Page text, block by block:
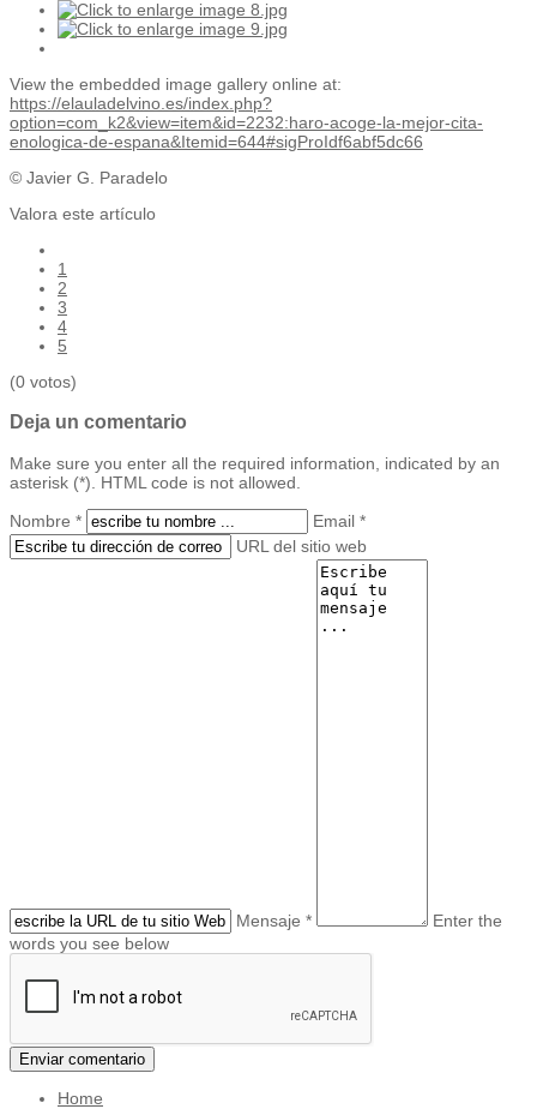
View the embedded image gallery online at:
https://elauladelvino.es/index.php?
option=com_k2&view=item&id=2232:haro-acoge-la-mejor-cita-
enologica-de-espana&Itemid=644#sigProIdf6abf5dc66
© Javier G. Paradelo
Valora este artículo
1
2
3
4
5
(0 votos)
Deja un comentario
Make sure you enter all the required information, indicated by an
asterisk (*). HTML code is not allowed.
Nombre *
Email *
URL del sitio web
Mensaje *
Enter the
words you see below
Home